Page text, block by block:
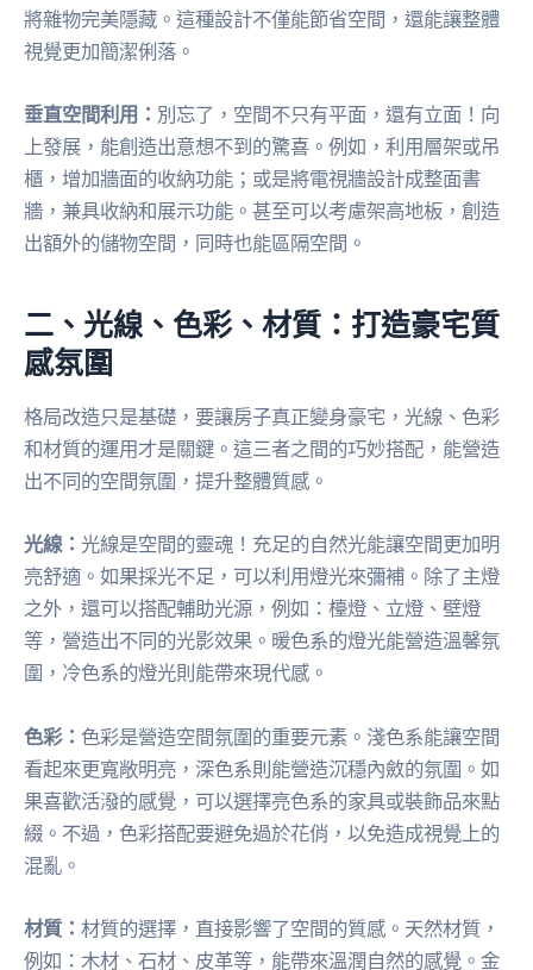
將雜物完美隱藏。這種設計不僅能節省空間，還能讓整體
視覺更加簡潔俐落。
垂直空間利用： 別忘了，空間不只有平面，還有立面！向
上發展，能創造出意想不到的驚喜。例如，利用層架或吊
櫃，增加牆面的收納功能；或是將電視牆設計成整面書
牆，兼具收納和展示功能。甚至可以考慮架高地板，創造
出額外的儲物空間，同時也能區隔空間。
二、光線、色彩、材質：打造豪宅質
感氛圍
格局改造只是基礎，要讓房子真正變身豪宅，光線、色彩
和材質的運用才是關鍵。這三者之間的巧妙搭配，能營造
出不同的空間氛圍，提升整體質感。
光線： 光線是空間的靈魂！充足的自然光能讓空間更加明
亮舒適。如果採光不足，可以利用燈光來彌補。除了主燈
之外，還可以搭配輔助光源，例如：檯燈、立燈、壁燈
等，營造出不同的光影效果。暖色系的燈光能營造溫馨氛
圍，冷色系的燈光則能帶來現代感。
色彩： 色彩是營造空間氛圍的重要元素。淺色系能讓空間
看起來更寬敞明亮，深色系則能營造沉穩內斂的氛圍。如
果喜歡活潑的感覺，可以選擇亮色系的家具或裝飾品來點
綴。不過，色彩搭配要避免過於花俏，以免造成視覺上的
混亂。
材質： 材質的選擇，直接影響了空間的質感。天然材質，
例如：木材、石材、皮革等，能帶來溫潤自然的感覺。金